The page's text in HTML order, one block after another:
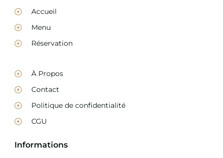
Accueil
Menu
Réservation
À Propos
Contact
Politique de confidentialité
CGU
Informations